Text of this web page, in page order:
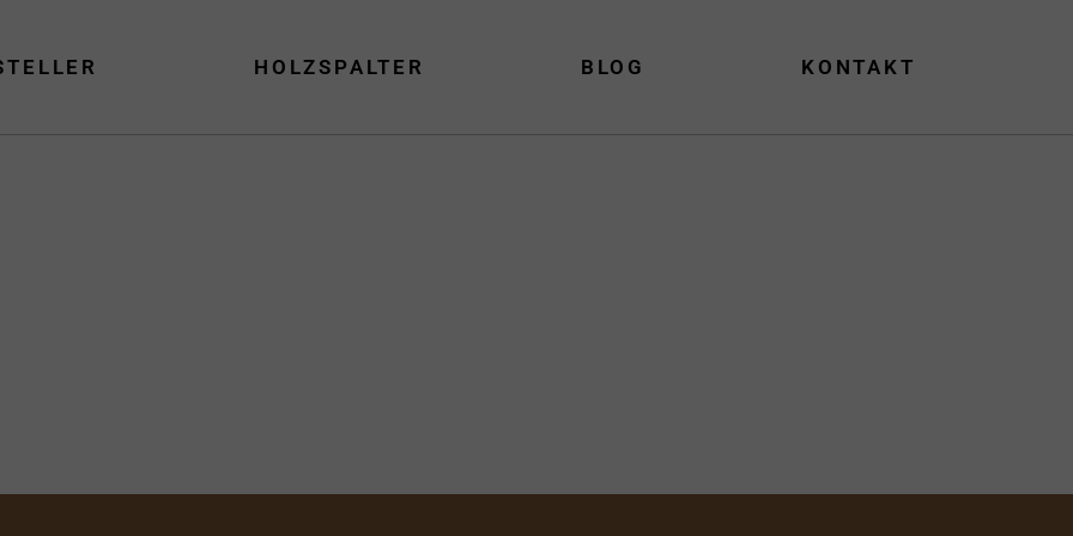
HOLZSPALTER BLOG KONTAKT